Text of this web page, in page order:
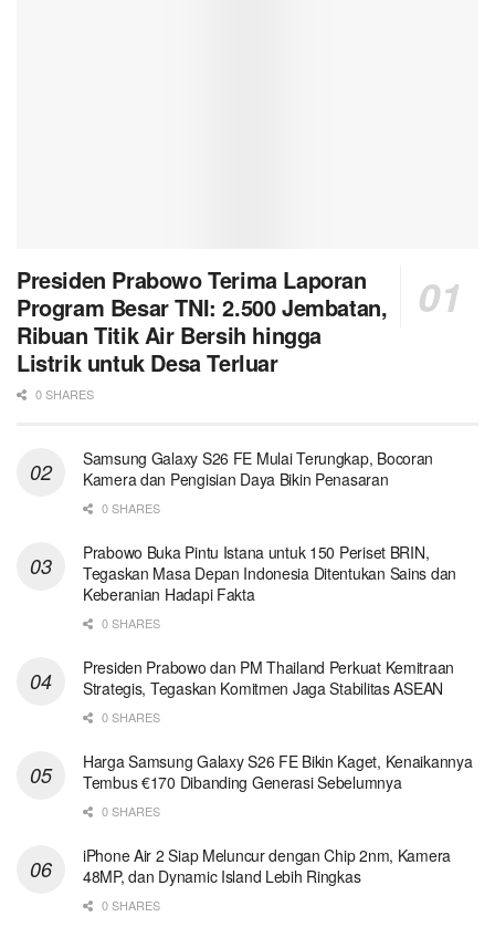
Presiden Prabowo Terima Laporan
Program Besar TNI: 2.500 Jembatan,
Ribuan Titik Air Bersih hingga
Listrik untuk Desa Terluar
0 SHARES
Samsung Galaxy S26 FE Mulai Terungkap, Bocoran
Kamera dan Pengisian Daya Bikin Penasaran
0 SHARES
Prabowo Buka Pintu Istana untuk 150 Periset BRIN,
Tegaskan Masa Depan Indonesia Ditentukan Sains dan
Keberanian Hadapi Fakta
0 SHARES
Presiden Prabowo dan PM Thailand Perkuat Kemitraan
Strategis, Tegaskan Komitmen Jaga Stabilitas ASEAN
0 SHARES
Harga Samsung Galaxy S26 FE Bikin Kaget, Kenaikannya
Tembus €170 Dibanding Generasi Sebelumnya
0 SHARES
iPhone Air 2 Siap Meluncur dengan Chip 2nm, Kamera
48MP, dan Dynamic Island Lebih Ringkas
0 SHARES